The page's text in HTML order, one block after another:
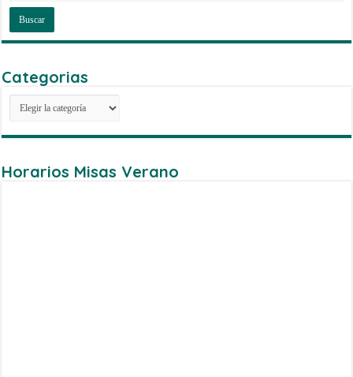
Categorias
Categorias
Horarios Misas Verano